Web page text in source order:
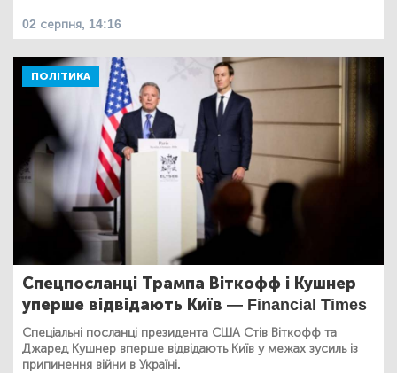
02 серпня, 14:16
ПОЛІТИКА
Спецпосланці Трампа Віткофф і Кушнер
уперше відвідають Київ — Financial Times
Спеціальні посланці президента США Стів Віткофф та
Джаред Кушнер вперше відвідають Київ у межах зусиль із
припинення війни в Україні.